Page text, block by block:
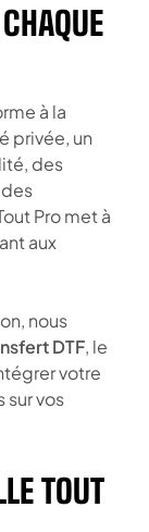
à la
privée, un
des
Pro met à
aux
nous
DTF, le
votre
sur vos
TOUT